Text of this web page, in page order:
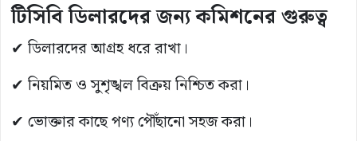
টিসিবি ডিলারদের জন্য কমিশনের গুরুত্ব
✔ ডিলারদের আগ্রহ ধরে রাখা।
✔ নিয়মিত ও সুশৃঙ্খল বিক্রয় নিশ্চিত করা।
✔ ভোক্তার কাছে পণ্য পৌঁছানো সহজ করা।